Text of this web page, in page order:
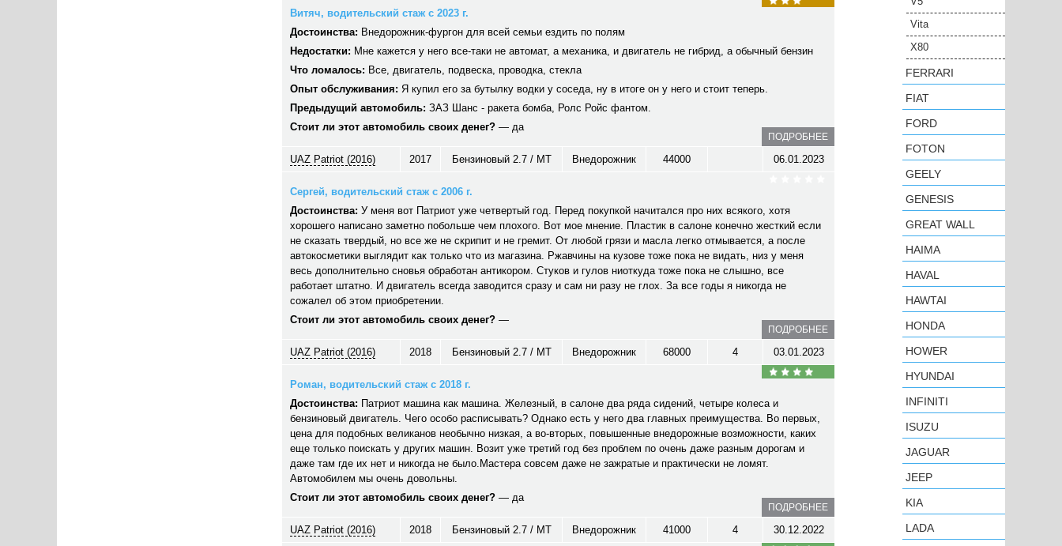
Витяч, водительский стаж с 2023 г.
Достоинства: Внедорожник-фургон для всей семьи ездить по полям
Недостатки: Мне кажется у него все-таки не автомат, а механика, и двигатель не гибрид, а обычный бензин
Что ломалось: Все, двигатель, подвеска, проводка, стекла
Опыт обслуживания: Я купил его за бутылку водки у соседа, ну в итоге он у него и стоит теперь.
Предыдущий автомобиль: ЗАЗ Шанс - ракета бомба, Ролс Ройс фантом.
Стоит ли этот автомобиль своих денег? — да
ПОДРОБНЕЕ
UAZ Patriot (2016) 2017 Бензиновый 2.7 / MT Внедорожник 44000 06.01.2023
Сергей, водительский стаж с 2006 г.
Достоинства: У меня вот Патриот уже четвертый год. Перед покупкой начитался про них всякого, хотя
хорошего написано заметно побольше чем плохого. Вот мое мнение. Пластик в салоне конечно жесткий если
не сказать твердый, но все же не скрипит и не гремит. От любой грязи и масла легко отмывается, а после
автокосметики выглядит как только что из магазина. Ржавчины на кузове тоже пока не видать, низ у меня
весь дополнительно сновья обработан антикором. Стуков и гулов ниоткуда тоже пока не слышно, все
работает штатно. И двигатель всегда заводится сразу и сам ни разу не глох. За все годы я никогда не
сожалел об этом приобретении.
Стоит ли этот автомобиль своих денег? —
ПОДРОБНЕЕ
UAZ Patriot (2016) 2018 Бензиновый 2.7 / MT Внедорожник 68000 4 03.01.2023
Роман, водительский стаж с 2018 г.
Достоинства: Патриот машина как машина. Железный, в салоне два ряда сидений, четыре колеса и
бензиновый двигатель. Чего особо расписывать? Однако есть у него два главных преимущества. Во первых,
цена для подобных великанов необычно низкая, а во-вторых, повышенные внедорожные возможности, каких
еще только поискать у других машин. Возит уже третий год без проблем по очень даже разным дорогам и
даже там где их нет и никогда не было.Мастера совсем даже не зажратые и практически не ломят.
Автомобилем мы очень довольны.
Стоит ли этот автомобиль своих денег? — да
ПОДРОБНЕЕ
UAZ Patriot (2016) 2018 Бензиновый 2.7 / MT Внедорожник 41000 4 30.12.2022
Vita
X80
FERRARI
FIAT
FORD
FOTON
GEELY
GENESIS
GREAT WALL
HAIMA
HAVAL
HAWTAI
HONDA
HOWER
HYUNDAI
INFINITI
ISUZU
JAGUAR
JEEP
KIA
LADA